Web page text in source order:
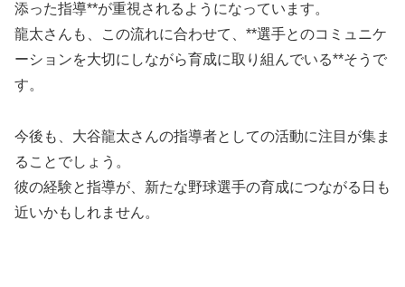
添った指導**が重視されるようになっています。
龍太さんも、この流れに合わせて、**選手とのコミュニケ
ーションを大切にしながら育成に取り組んでいる**そうで
す。
今後も、大谷龍太さんの指導者としての活動に注目が集ま
ることでしょう。
彼の経験と指導が、新たな野球選手の育成につながる日も
近いかもしれません。